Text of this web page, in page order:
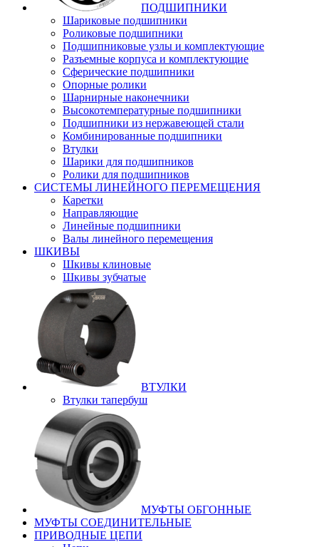
ПОДШИПНИКИ
Шариковые подшипники
Роликовые подшипники
Подшипниковые узлы и комплектующие
Разъемные корпуса и комплектующие
Сферические подшипники
Опорные ролики
Шарнирные наконечники
Высокотемпературные подшипники
Подшипники из нержавеющей стали
Комбинированные подшипники
Втулки
Шарики для подшипников
Ролики для подшипников
СИСТЕМЫ ЛИНЕЙНОГО ПЕРЕМЕЩЕНИЯ
Каретки
Направляющие
Линейные подшипники
Валы линейного перемещения
ШКИВЫ
Шкивы клиновые
Шкивы зубчатые
ВТУЛКИ
Втулки тапербуш
МУФТЫ ОБГОННЫЕ
МУФТЫ СОЕДИНИТЕЛЬНЫЕ
ПРИВОДНЫЕ ЦЕПИ